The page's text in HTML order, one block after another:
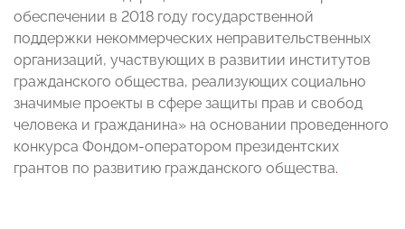
обеспечении в 2018 году государственной
поддержки некоммерческих неправительственных
организаций, участвующих в развитии институтов
гражданского общества, реализующих социально
значимые проекты в сфере защиты прав и свобод
человека и гражданина» на основании проведенного
конкурса Фондом-оператором президентских
грантов по развитию гражданского общества.